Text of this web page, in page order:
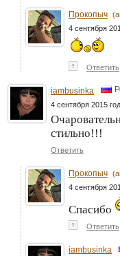
Прокопыч
4 сентября
↑ Ответить
iambusinka
4 сентября 2015
стильно!!!
Ответить
Прокопыч
4 сентября
Спасибо
↑ Ответить
iambusinka